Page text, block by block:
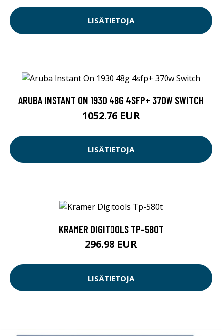
LISÄTIETOJA
ARUBA INSTANT ON 1930 48G 4SFP+ 370W SWITCH
1052.76 EUR
LISÄTIETOJA
KRAMER DIGITOOLS TP-580T
296.98 EUR
LISÄTIETOJA